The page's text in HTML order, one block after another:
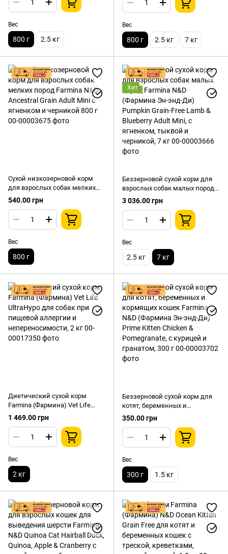
Вес
800 г 2.5 кг
Вес
800 г 2.5 кг 7 кг
Сухой низкозерновой корм
для взрослых собак мелких
пород Farmina N&D Ancestral
Grain Adult Mini с ягненком и
черникой 800 г
540.00 грн
Вес
800 г
Хит
Беззерновой сухой корм для
взрослых собак малых пород
Farmina N&D (Фармина Эн-энд-
Ди) Pumpkin Grain-Free Lamb &
Blueberry Adult Mini, с ягненком,
тыквой и черникой, 7 кг
3 036.00 грн
Вес
2.5 кг 7 кг
Диетический сухой корм
Farmina (Фармина) Vet Life
UltraHypo для собак при
пищевой аллергии и
непереносимости, 2 кг
1 469.00 грн
Вес
2 кг
Беззерновой сухой корм для
котят, беременных и
кормящих кошек Farmina N&D
(Фармина Эн-энд-Ди) Prime
Kitten Chicken & Pomegranate, с
курицей и гранатом, 300 г
350.00 грн
Вес
300 г 1.5 кг